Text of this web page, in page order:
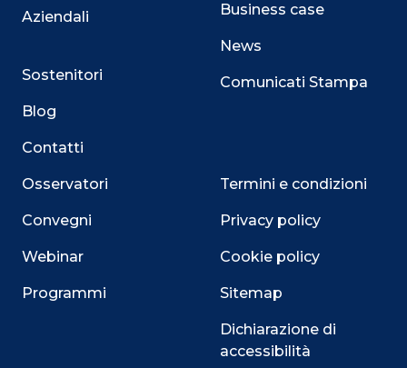
Aziendali
Sostenitori
Blog
Contatti
Osservatori
Convegni
Webinar
Programmi
Business case
News
Comunicati Stampa
Termini e condizioni
Privacy policy
Cookie policy
Sitemap
Dichiarazione di
accessibilità